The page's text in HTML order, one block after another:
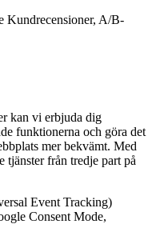
Kundrecensioner, A/B-
kan vi erbjuda dig
funktionerna och göra det
mer bekvämt. Med
tjänster från tredje part på
Event Tracking)
Consent Mode,